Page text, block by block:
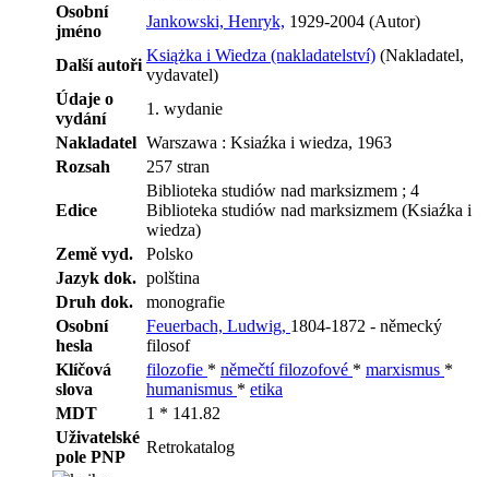
Osobní
jméno
Jankowski, Henryk, 1929-2004 (Autor)
Další autoři
Książka i Wiedza (nakladatelství) (Nakladatel,
vydavatel)
Údaje o
vydání
1. wydanie
Nakladatel Warszawa : Ksiaźka i wiedza, 1963
Rozsah
257 stran
Edice
Biblioteka studiów nad marksizmem ; 4
Biblioteka studiów nad marksizmem (Ksiaźka i
wiedza)
Země vyd.
Polsko
Jazyk dok. polština
Druh dok.
monografie
Osobní
hesla
Feuerbach, Ludwig, 1804-1872 - německý
filosof
Klíčová
slova
filozofie * němečtí filozofové * marxismus *
humanismus * etika
MDT
1 * 141.82
Uživatelské
pole PNP
Retrokatalog